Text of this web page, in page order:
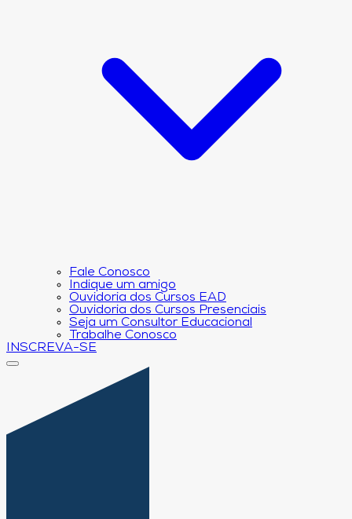
Fale Conosco
Indique um amigo
Ouvidoria dos Cursos EAD
Ouvidoria dos Cursos Presenciais
Seja um Consultor Educacional
Trabalhe Conosco
INSCREVA-SE